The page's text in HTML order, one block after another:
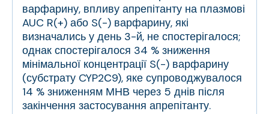
варфарину, впливу апрепітанту на плазмові
AUC R(+) або S(-) варфарину, які
визначались у день 3-й, не спостерігалося;
однак спостерігалося 34 % зниження
мінімальної концентрації S(-) варфарину
(субстрату CYP2С9), яке супроводжувалося
14 % зниженням МНВ через 5 днів після
закінчення застосування апрепітанту.